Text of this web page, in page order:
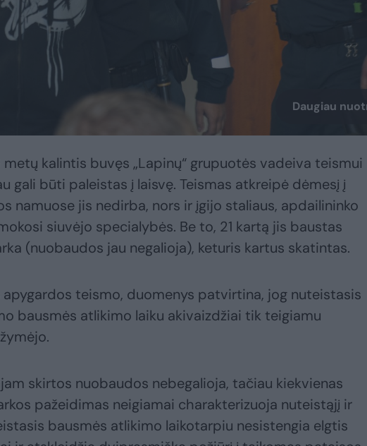
Daugiau
metų kalintis buvęs „Lapinų“ grupuotės vadeiva teismui
gali būti paleistas į laisvę. Teismas atkreipė dėmesį į
namuose jis nedirba, nors ir įgijo staliaus, apdailininko
siuvėjo specialybės. Be to, 21 kartą jis baustas
(nuobaudos jau negalioja), keturis kartus skatintas.
apygardos teismo, duomenys patvirtina, jog nuteistasis
bausmės atlikimo laiku akivaizdžiai tik teigiamu
skirtos nuobaudos nebegalioja, tačiau kiekvienas
pažeidimas neigiamai charakterizuoja nuteistąjį ir
bausmės atlikimo laikotarpiu nesistengia elgtis